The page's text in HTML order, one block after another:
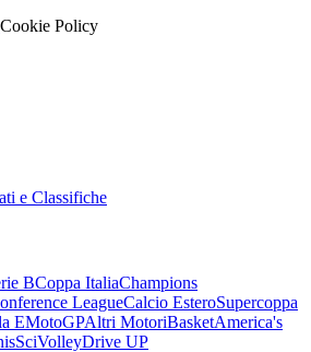
Cookie Policy
e Classifiche
BCoppa ItaliaChampions
LeagueCalcio EsteroSupercoppa
EMotoGPAltri MotoriBasketAmerica's
SciVolleyDrive UP